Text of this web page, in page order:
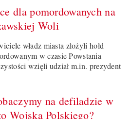
dla pomordowanych na
Woli
władz miasta złożyli hołd
w czasie Powstania
wzięli udział m.in. prezydent
na defiladzie w
Wojska Polskiego?